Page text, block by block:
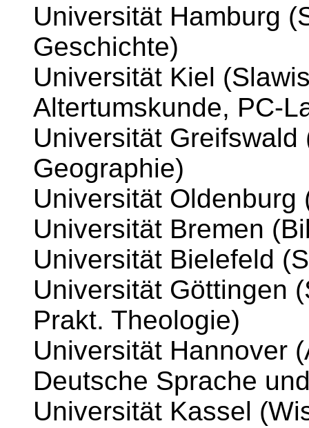
Universität Hamburg
Geschichte)
Universität Kiel
Altertumskunde, PC-
Universität
Geographie)
Universität Oldenburg
Universität Bremen
Universität Bielefeld
Universität Göttingen
Prakt. Theologie)
Universität Hannover
Deutsche Sprache
Universität Kassel